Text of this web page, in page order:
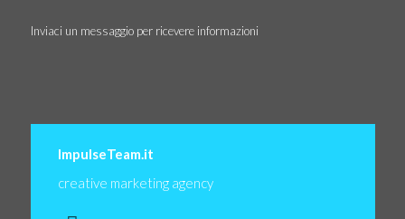
Inviaci un messaggio per ricevere informazioni
ImpulseTeam.it
creative marketing agency